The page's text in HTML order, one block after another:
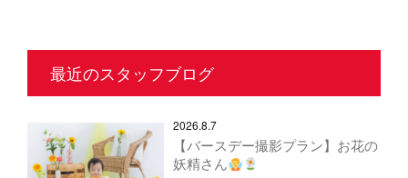
最近のスタッフブログ
2026.8.7
【バースデー撮影プラン】お花の
妖精さん